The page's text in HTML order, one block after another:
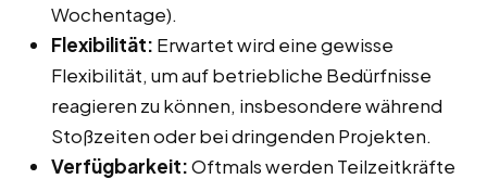
Wochentage).
Flexibilität: Erwartet wird eine gewisse
Flexibilität, um auf betriebliche Bedürfnisse
reagieren zu können, insbesondere während
Stoßzeiten oder bei dringenden Projekten.
Verfügbarkeit:Oftmals werden Teilzeitkräfte